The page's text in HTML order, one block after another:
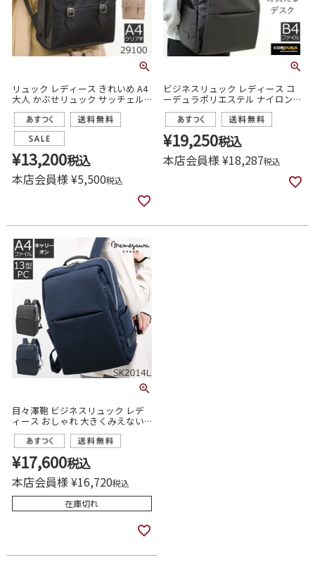
リュック レディース きれいめ A4
大人 かぶせリュック サッチェル
通勤 通学 自立 おしゃれ 新生活
目々澤鞄 29100
¥13,200税込
本店会員様¥5,500税込
ビジネスリュック レディース コ
ーデュラポリエステル ナイロン
大きめ 2ルーム 大容量 B4 17イン
チPC ビジネスバッグ 目々澤鞄
sk2006l
¥19,250税込
本店会員様¥18,287税込
目々澤鞄 ビジネスリュック レデ
ィース おしゃれ 大きくみえない
コンパクト 大容量 pc 女性 通勤 営
業 出張
¥17,600税込
本店会員様¥16,720税込
在庫切れ